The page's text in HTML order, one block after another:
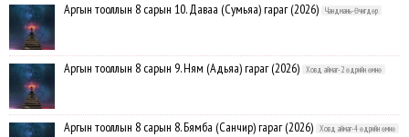
Аргын тооллын 8 сарын 10. Даваа (Сумьяа) гараг (2026) Чандмань-Өчигдөр
Аргын тооллын 8 сарын 9. Ням (Адьяа) гараг (2026) Ховд аймаг-2 өдрийн өмнө
Аргын тооллын 8 сарын 8. Бямба (Санчир) гараг (2026) Ховд аймаг-4 өдрийн өмнө